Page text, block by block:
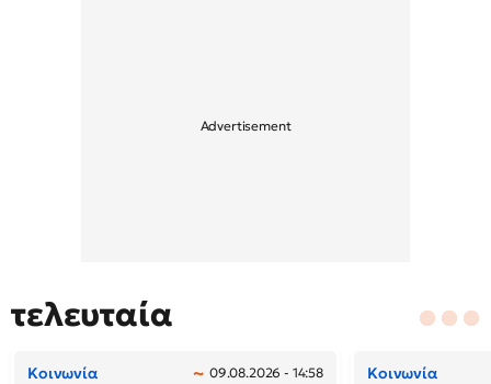
τελευταία
Κοινωνία 09.08.2026 - 14:58 Κοινωνία